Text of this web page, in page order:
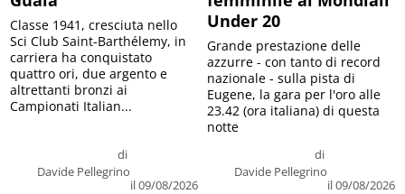
di
Davide Pellegrino
il 09/08/2026
Classe 1941, cresciuta nello
Sci Club Saint-Barthélemy, in
carriera ha conquistato
quattro ori, due argento e
altrettanti bronzi ai
Campionati Italian...
Under 20
di
Davide Pellegrino
il 09/08/2026
Grande prestazione delle
azzurre - con tanto di record
nazionale - sulla pista di
Eugene, la gara per l'oro alle
23.42 (ora italiana) di questa
notte